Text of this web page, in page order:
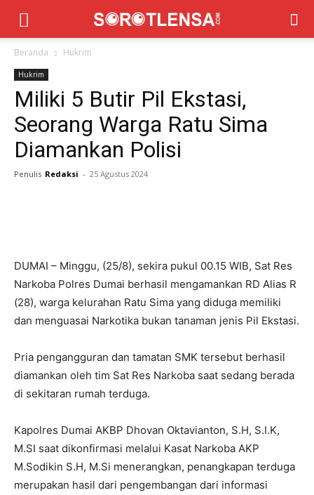
Beranda Hukrim
Hukrim
Miliki 5 Butir Pil Ekstasi,
Seorang Warga Ratu Sima
Diamankan Polisi
Penulis Redaksi - 25 Agustus 2024
DUMAI – Minggu, (25/8), sekira pukul 00.15 WIB, Sat Res
Narkoba Polres Dumai berhasil mengamankan RD Alias R
(28), warga kelurahan Ratu Sima yang diduga memiliki
dan menguasai Narkotika bukan tanaman jenis Pil Ekstasi.
Pria pengangguran dan tamatan SMK tersebut berhasil
diamankan oleh tim Sat Res Narkoba saat sedang berada
di sekitaran rumah terduga.
Kapolres Dumai AKBP Dhovan Oktavianton, S.H, S.I.K,
M.SI saat dikonfirmasi melalui Kasat Narkoba AKP
M.Sodikin S.H, M.Si menerangkan, penangkapan terduga
merupakan hasil dari pengembangan dari informasi